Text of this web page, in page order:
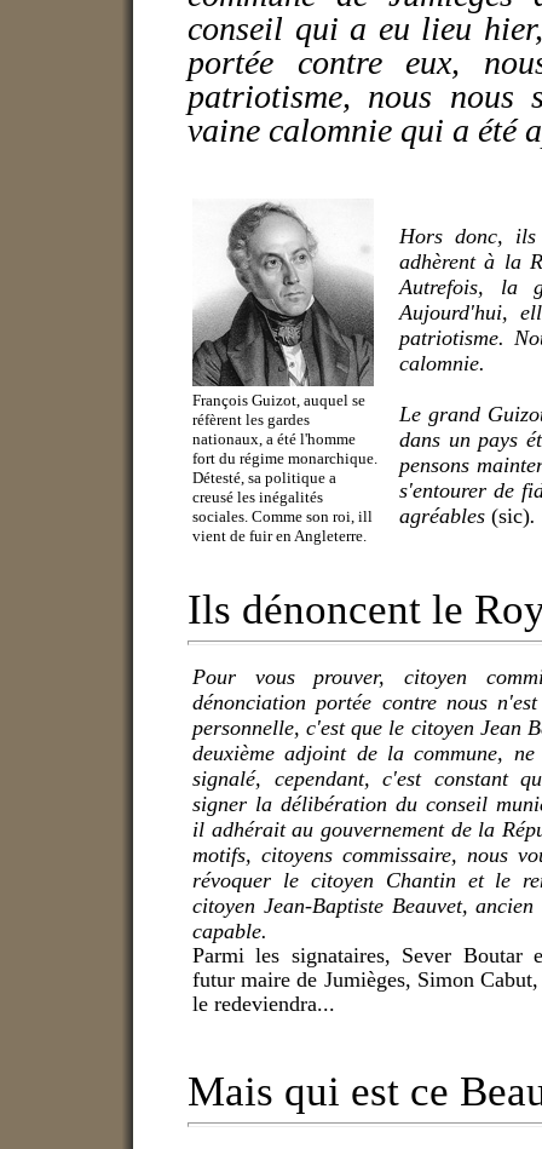
conseil qui a eu lieu
portée contre eux,
patriotisme, nous nous
vaine calomnie qui a été
François Guizot, auquel se
réfèrent les gardes
nationaux, a été l'homme
fort du régime monarchique.
Détesté, sa politique a
creusé les inégalités
sociales. Comme son roi, ill
vient de fuir en Angleterre.
Hors donc,
adhèrent à la
Autrefois, la
Aujourd'hui,
patriotisme.
calomnie.
Le grand
dans un pays
pensons
s'entourer de
agréables (sic).
Ils dénoncent le
Pour vous prouver, citoyen
dénonciation portée contre nous
personnelle, c'est que le citoyen Jean
deuxième adjoint de la commune,
signalé, cependant, c'est constant
signer la délibération du conseil
il adhérait au gouvernement de la
motifs, citoyens commissaire, nous
révoquer le citoyen Chantin et le
citoyen Jean-Baptiste Beauvet,
capable.
Parmi les signataires, Sever Boutar
futur maire de Jumièges, Simon
le redeviendra...
Mais qui est ce